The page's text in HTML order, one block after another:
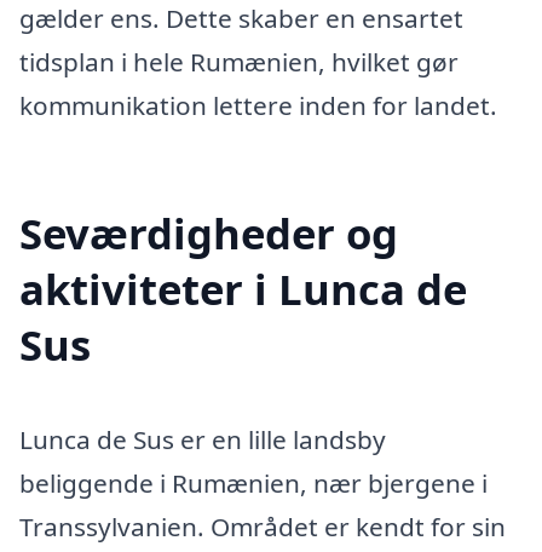
gælder ens. Dette skaber en ensartet
tidsplan i hele Rumænien, hvilket gør
kommunikation lettere inden for landet.
Seværdigheder og
aktiviteter i Lunca de
Sus
Lunca de Sus er en lille landsby
beliggende i Rumænien, nær bjergene i
Transsylvanien. Området er kendt for sin